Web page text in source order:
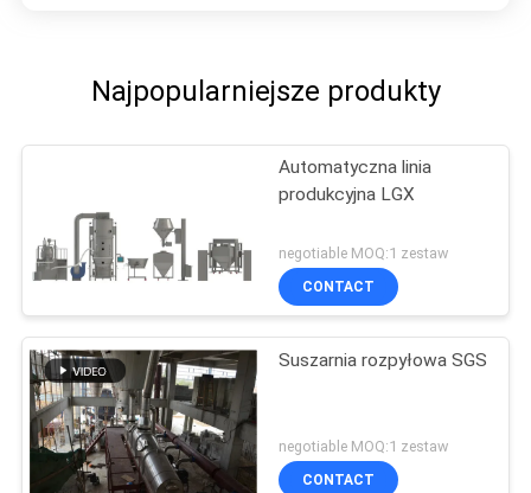
Najpopularniejsze produkty
Automatyczna linia
produkcyjna LGX
negotiable MOQ:1 zestaw
CONTACT
Suszarnia rozpyłowa SGS
negotiable MOQ:1 zestaw
CONTACT